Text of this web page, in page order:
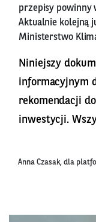
przepisy powinny
Aktualnie kolejną
Ministerstwo
Niniejszy
informacyjnym
rekomendacji
inwestycji.
Anna Czasak, dla